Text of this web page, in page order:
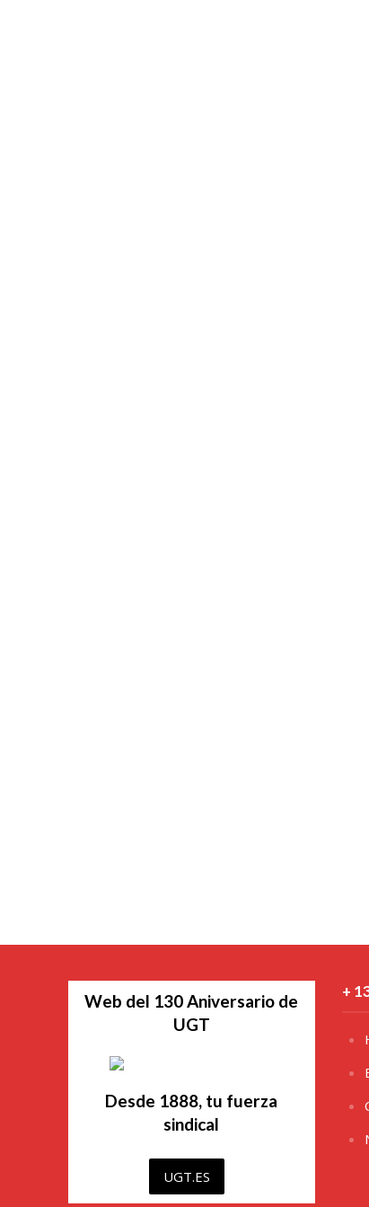
Web del 130 Aniversario de
UGT
Desde 1888, tu fuerza
sindical
UGT.ES
+